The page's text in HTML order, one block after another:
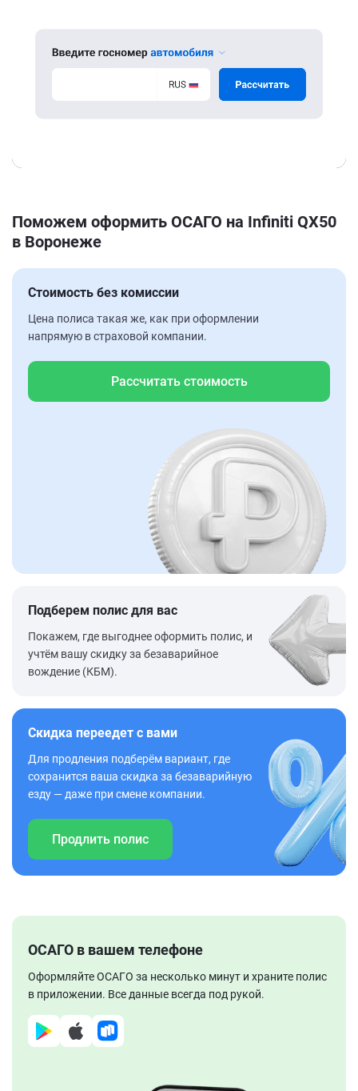
Поможем оформить ОСАГО на Infiniti QX50
в Воронеже
Стоимость без комиссии
Цена полиса такая же, как при оформлении
напрямую в страховой компании.
Рассчитать стоимость
Подберем полис для вас
Покажем, где выгоднее оформить полис, и
учтём вашу скидку за безаварийное
вождение (КБМ).
Скидка переедет с вами
Для продления подберём вариант, где
сохранится ваша скидка за безаварийную
езду — даже при смене компании.
Продлить полис
ОСАГО в вашем телефоне
Оформляйте ОСАГО за несколько минут и храните полис
в приложении. Все данные всегда под рукой.